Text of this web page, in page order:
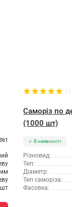
Саморіз по
(1000 шт)
В наявності
Різновид:
Тип:
Діаметр:
Тип саморіза:
Фасовка: